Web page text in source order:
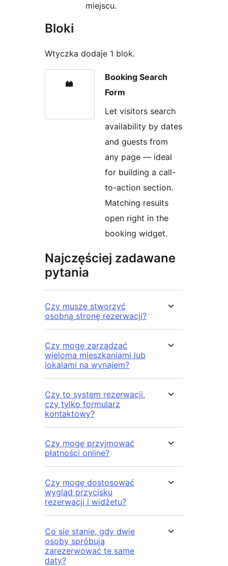
miejscu.
Bloki
Wtyczka dodaje 1 blok.
Booking Search
Form
Let visitors search
availability by dates
and guests from
any page — ideal
for building a call-
to-action section.
Matching results
open right in the
booking widget.
Najczęściej zadawane
pytania
Czy muszę stworzyć
osobną stronę rezerwacji?
Czy mogę zarządzać
wieloma mieszkaniami lub
lokalami na wynajem?
Czy to system rezerwacji,
czy tylko formularz
kontaktowy?
Czy mogę przyjmować
płatności online?
Czy mogę dostosować
wygląd przycisku
rezerwacji i widżetu?
Co się stanie, gdy dwie
osoby spróbują
zarezerwować te same
daty?